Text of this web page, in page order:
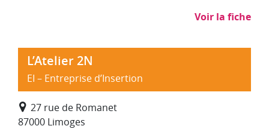
Voir la fiche
L’Atelier 2N
EI – Entreprise d’Insertion
27 rue de Romanet
87000 Limoges